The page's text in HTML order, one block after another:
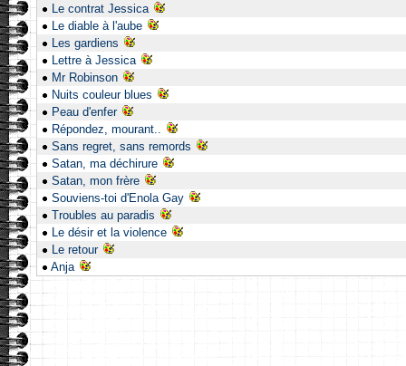
Le contrat Jessica
Le diable à l'aube
Les gardiens
Lettre à Jessica
Mr Robinson
Nuits couleur blues
Peau d'enfer
Répondez, mourant..
Sans regret, sans remords
Satan, ma déchirure
Satan, mon frère
Souviens-toi d'Enola Gay
Troubles au paradis
Le désir et la violence
Le retour
Anja